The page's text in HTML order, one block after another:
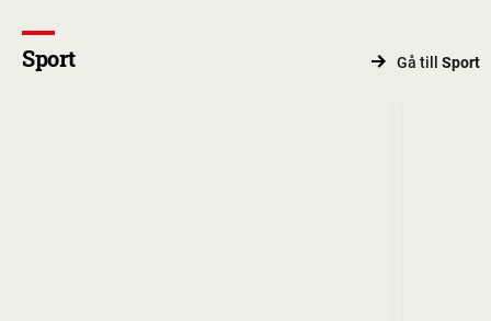
Sport Gå till Sport